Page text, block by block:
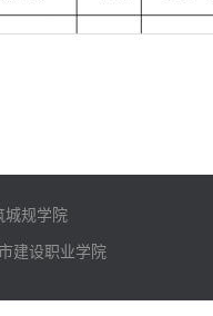
城规学院
建设职业学院